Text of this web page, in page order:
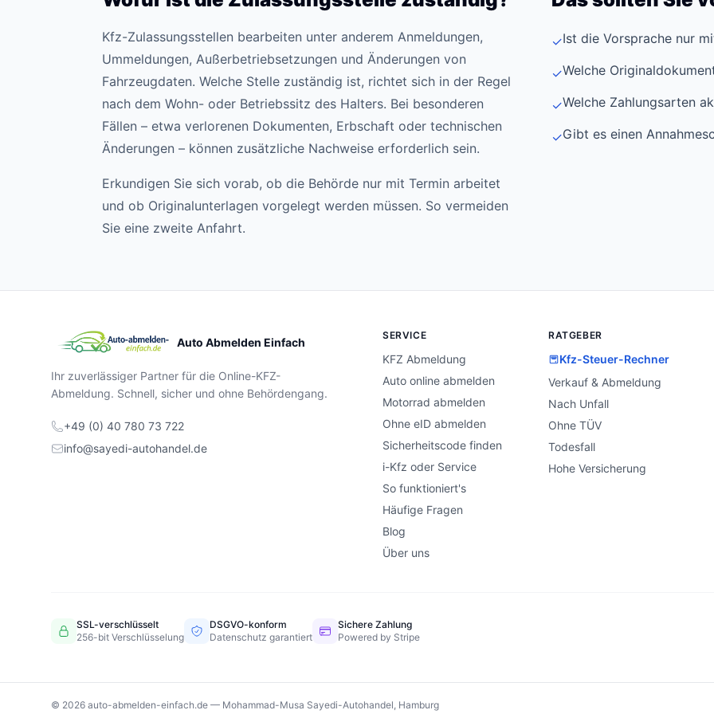
Kfz-Zulassungsstellen bearbeiten unter anderem Anmeldungen,
Ummeldungen, Außerbetriebsetzungen und Änderungen von
Fahrzeugdaten. Welche Stelle zuständig ist, richtet sich in der Regel
nach dem Wohn- oder Betriebssitz des Halters. Bei besonderen
Fällen – etwa verlorenen Dokumenten, Erbschaft oder technischen
Änderungen – können zusätzliche Nachweise erforderlich sein.
Erkundigen Sie sich vorab, ob die Behörde nur mit Termin arbeitet
und ob Originalunterlagen vorgelegt werden müssen. So vermeiden
Sie eine zweite Anfahrt.
✓Ist die Vorsprache nur
✓Welche
✓Welche Zahlungsarten
✓Gibt es einen
Auto Abmelden Einfach
Ihr zuverlässiger Partner für die Online-KFZ-
Abmeldung. Schnell, sicher und ohne Behördengang.
+49 (0) 40 780 73 722
info@sayedi-autohandel.de
SERVICE
KFZ Abmeldung
Auto online abmelden
Motorrad abmelden
Ohne eID abmelden
Sicherheitscode finden
i-Kfz oder Service
So funktioniert's
Häufige Fragen
Blog
Über uns
RATGEBER
Kfz-Steuer-Rechner
Verkauf & Abmeldung
Nach Unfall
Ohne TÜV
Todesfall
Hohe Versicherung
SSL-verschlüsselt
256-bit Verschlüsselung
DSGVO-konform
Datenschutz garantiert
Sichere Zahlung
Powered by Stripe
© 2026 auto-abmelden-einfach.de — Mohammad-Musa Sayedi-Autohandel, Hamburg